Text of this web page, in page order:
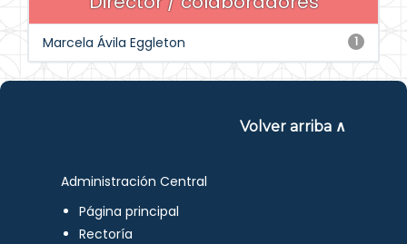
1
Marcela Ávila Eggleton
Volver arriba ∧
Administración Central
Página principal
Rectoría